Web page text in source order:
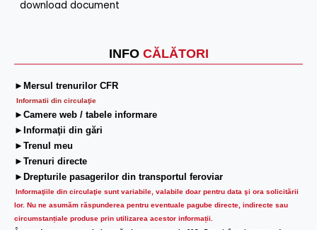
INFO CĂLĂTORI
►Mersul trenurilor CFR
Informatii din circulaţie
►Camere web / tabele informare
►Informaţii din gări
►Trenul meu
►Trenuri directe
►Drepturile pasagerilor din transportul feroviar
Informaţiile din circulaţie sunt variabile, valabile doar pentru data şi ora solicitării
lor. Nu ne asumăm răspunderea pentru eventuale pagube directe, indirecte sau
circumstanțiale produse prin utilizarea acestor informații.
download document